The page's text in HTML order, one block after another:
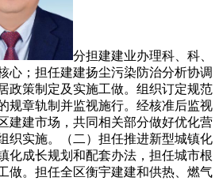
分担建建业办理科、科、
心；担任建建扬尘污染防治分析协调
政策制定及实施工做。组织订定规范
规章轨制并监视施行。经核准后监视
建建市场，共同相关部分做好优化营
织实施。（二）担任推进新型城镇化
化成长规划和配套办法，担任城市根
做。担任全区衡宇建建和供热、燃气